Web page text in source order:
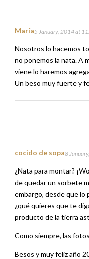
María5 January, 2014 at
Nosotros lo hacemos
no ponemos la nata. A
viene lo haremos
Un beso muy fuerte y
cocido de sopa8
¿Nata para montar?
de quedar un sorbete
embargo, desde que lo
¿qué quieres que te
producto de la tierra
Como siempre, las
Besos y muy feliz año